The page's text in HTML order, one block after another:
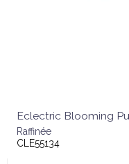
Eclectric Blooming
Raffinée
CLE55134